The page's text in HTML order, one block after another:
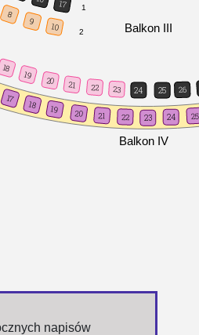
1
2
Balkon IV
Balkon III
8
9
17
10
18
19
17
18
20 21
19 20
22 23
21
24 25
22
26
24
23 25
napisów